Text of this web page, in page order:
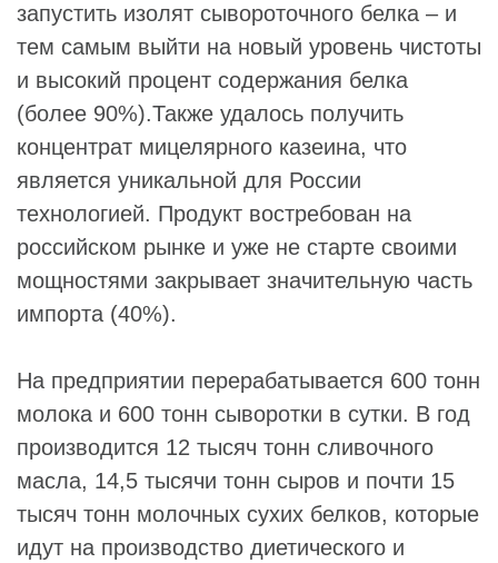
запустить изолят сывороточного белка – и
тем самым выйти на новый уровень чистоты
и высокий процент содержания белка
(более 90%).Также удалось получить
концентрат мицелярного казеина, что
является уникальной для России
технологией. Продукт востребован на
российском рынке и уже не старте своими
мощностями закрывает значительную часть
импорта (40%).
На предприятии перерабатывается 600 тонн
молока и 600 тонн сыворотки в сутки. В год
производится 12 тысяч тонн сливочного
масла, 14,5 тысячи тонн сыров и почти 15
тысяч тонн молочных сухих белков, которые
идут на производство диетического и